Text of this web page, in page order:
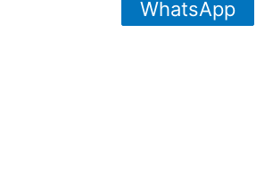
WhatsApp